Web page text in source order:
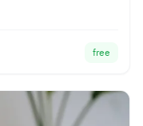
free